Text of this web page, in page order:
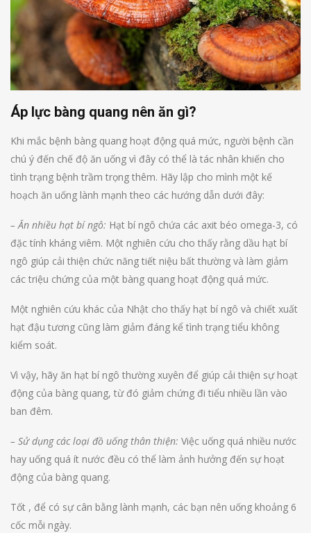
Áp lực bàng quang nên ăn gì?
Khi mắc bệnh bàng quang hoạt động quá mức, người bệnh cần
chú ý đến chế độ ăn uống vì đây có thể là tác nhân khiến cho
tình trạng bệnh trầm trọng thêm. Hãy lập cho mình một kế
hoạch ăn uống lành mạnh theo các hướng dẫn dưới đây:
– Ăn nhiều hạt bí ngô: Hạt bí ngô chứa các axit béo omega-3, có
đặc tính kháng viêm. Một nghiên cứu cho thấy rằng dầu hạt bí
ngô giúp cải thiện chức năng tiết niệu bất thường và làm giảm
các triệu chứng của một bàng quang hoạt động quá mức.
Một nghiên cứu khác của Nhật cho thấy hạt bí ngô và chiết xuất
hạt đậu tương cũng làm giảm đáng kể tình trạng tiểu không
kiểm soát.
Vì vậy, hãy ăn hạt bí ngô thường xuyên để giúp cải thiện sự hoạt
động của bàng quang, từ đó giảm chứng đi tiểu nhiều lần vào
ban đêm.
– Sử dụng các loại đồ uống thân thiện: Việc uống quá nhiều nước
hay uống quá ít nước đều có thể làm ảnh hưởng đến sự hoạt
động của bàng quang.
Tốt , để có sự cân bằng lành mạnh, các bạn nên uống khoảng 6
cốc mỗi ngày.